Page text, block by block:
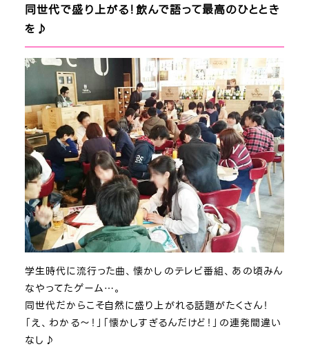
同世代で盛り上がる！飲んで語って最高のひととき
を♪
学生時代に流行った曲、懐かしのテレビ番組、あの頃みん
なやってたゲーム…。
同世代だからこそ自然に盛り上がれる話題がたくさん！
「え、わかる～！」「懐かしすぎるんだけど！」の連発間違い
なし♪